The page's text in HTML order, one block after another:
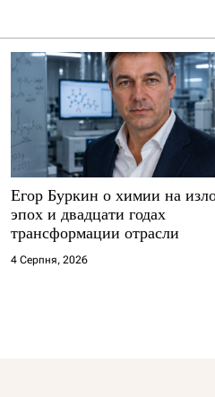
Егор Буркин о химии на
эпох и двадцати годах
трансформации отрасли
4 Серпня, 2026